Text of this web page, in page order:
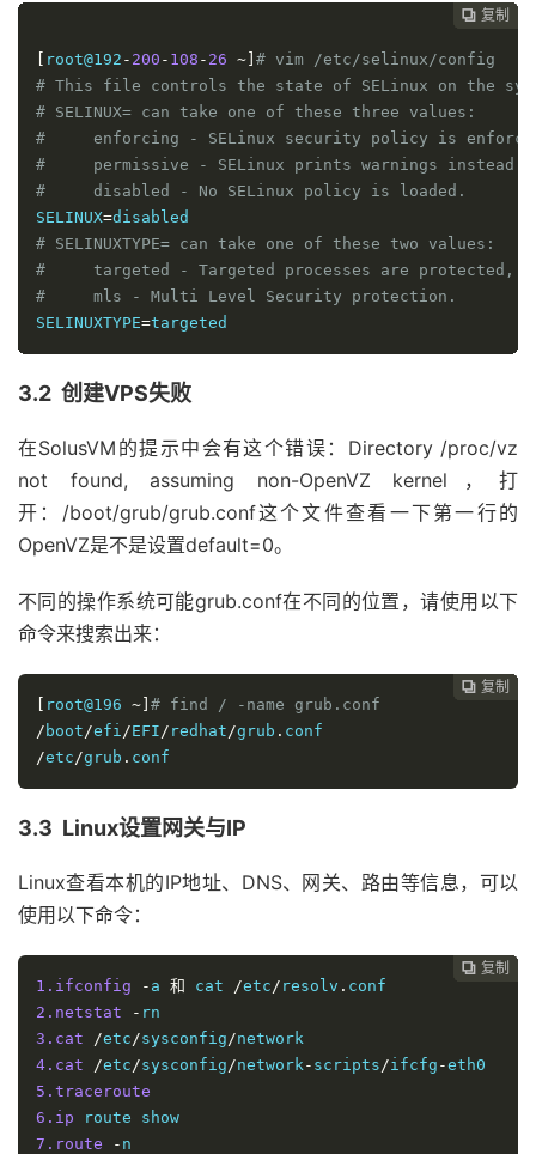
 复制
 复制
 复制
 复制
 复制
 复制
 复制
 复制
[ root@192 - 200 - 108 - 26 ~] # vim /etc/selinux/config
# This file controls the state of SELinux on the
# SELINUX= can take one of these three values:
#     enforcing - SELinux security policy is
#     permissive - SELinux prints warnings instead
#     disabled - No SELinux policy is loaded.
SELINUX=
# SELINUXTYPE= can take one of these two values:
#     targeted - Targeted processes are protected,
#     mls - Multi Level Security protection.
SELINUXTYPE=targeted
3.2 创建VPS失败
在SolusVM的提示中会有这个错误：Directory /proc/vz
not found, assuming non-OpenVZ kernel，打
开：/boot/grub/grub.conf这个文件查看一下第一行的
OpenVZ是不是设置default=0。
不同的操作系统可能grub.conf在不同的位置，请使用以下
命令来搜索出来：
 复制
 复制
 复制
 复制
 复制
 复制
 复制
[ root@196 ~] # find / -name grub.conf
/ boot /efi /EFI / redhat /grub .
/etc /grub . conf
3.3 Linux设置网关与IP
Linux查看本机的IP地址、DNS、网关、路由等信息，可以
使用以下命令：
 复制
 复制
 复制
 复制
 复制
 复制
1.ifconfig
- a 和 cat /etc / resolv .
2.netstat
-
3.cat
/etc /sysconfig /
4.cat
/etc /sysconfig /network - scripts /ifcfg -
5.traceroute
6.ip
7.route
- n